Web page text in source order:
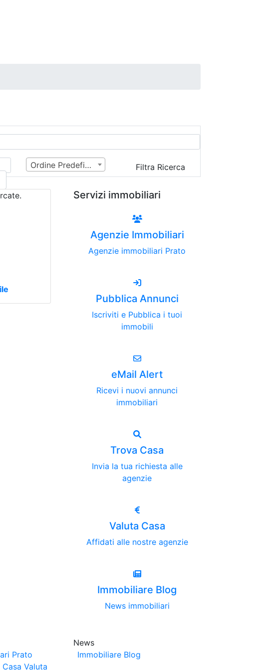
Ordine Predefinito Filtra Ricerca
Servizi immobiliari
Agenzie Immobiliari
Agenzie immobiliari Prato
Pubblica Annunci
Iscriviti e Pubblica i tuoi
immobili
eMail Alert
Ricevi i nuovi annunci
immobiliari
Trova Casa
Invia la tua richiesta alle
agenzie
Valuta Casa
Affidati alle nostre agenzie
Immobiliare Blog
News immobiliari
Prato
Valuta
News
Immobiliare Blog